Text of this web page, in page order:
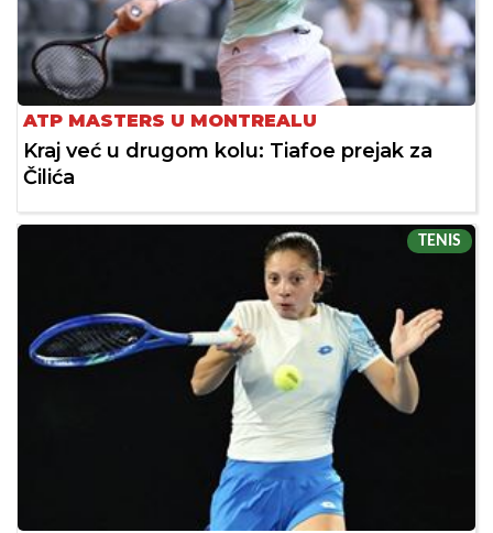
ATP MASTERS U MONTREALU
Kraj već u drugom kolu: Tiafoe prejak za
Čilića
TENIS